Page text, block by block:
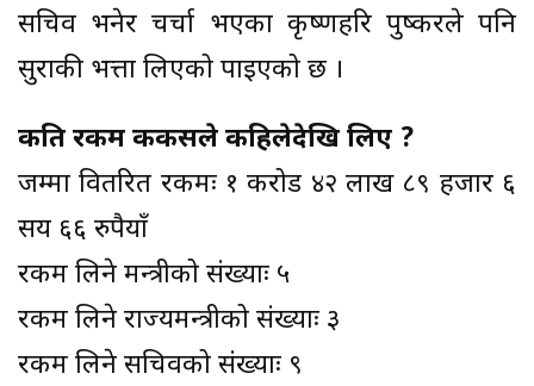
सचिव भनेर चर्चा भएका कृष्णहरि पुष्करले पनि
सुराकी भत्ता लिएको पाइएको छ ।
कति रकम ककसले कहिलेदेखि लिए ?
जम्मा वितरित रकमः १ करोड ४२ लाख ८९ हजार ६
सय ६६ रुपैयाँ
रकम लिने मन्त्रीको संख्याः ५
रकम लिने राज्यमन्त्रीको संख्याः ३
रकम लिने सचिवको संख्याः ९